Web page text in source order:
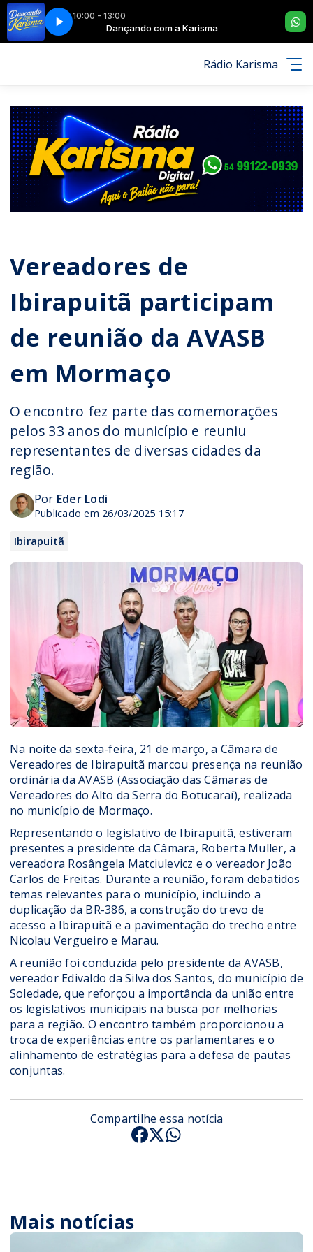
10:00 - 13:00
Dançando com a Karisma
AMOR CHA LÁ LÁ REAL DO PARANÁ - TE CHAMO DE AMOR CHA LÁ LÁ
Rádio Karisma
Vereadores de
Ibirapuitã participam
de reunião da AVASB
em Mormaço
O encontro fez parte das comemorações
pelos 33 anos do município e reuniu
representantes de diversas cidades da
região.
Por Eder Lodi
Publicado em 26/03/2025 15:17
Ibirapuitã
Na noite da sexta-feira, 21 de março, a Câmara de
Vereadores de Ibirapuitã marcou presença na reunião
ordinária da AVASB (Associação das Câmaras de
Vereadores do Alto da Serra do Botucaraí), realizada
no município de Mormaço.
Representando o legislativo de Ibirapuitã, estiveram
presentes a presidente da Câmara, Roberta Muller, a
vereadora Rosângela Matciulevicz e o vereador João
Carlos de Freitas. Durante a reunião, foram debatidos
temas relevantes para o município, incluindo a
duplicação da BR-386, a construção do trevo de
acesso a Ibirapuitã e a pavimentação do trecho entre
Nicolau Vergueiro e Marau.
A reunião foi conduzida pelo presidente da AVASB,
vereador Edivaldo da Silva dos Santos, do município de
Soledade, que reforçou a importância da união entre
os legislativos municipais na busca por melhorias
para a região. O encontro também proporcionou a
troca de experiências entre os parlamentares e o
alinhamento de estratégias para a defesa de pautas
conjuntas.
Compartilhe essa notícia
Mais notícias